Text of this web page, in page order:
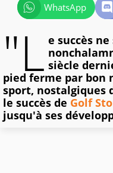
WhatsApp
"L e succès
siècle
pied ferme par bon
sport, nostalgiques
le succès de Golf
jusqu'à ses